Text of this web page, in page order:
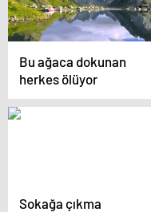
Bu ağaca dokunan
herkes ölüyor
Sokağa çıkma